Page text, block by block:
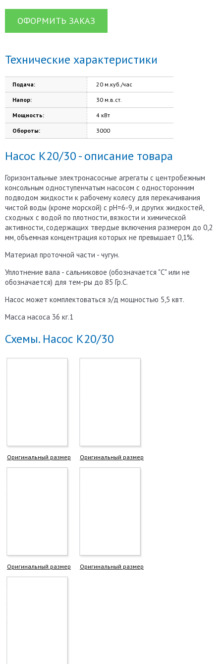
ОФОРМИТЬ ЗАКАЗ
Технические характеристики
Подача: 20 м.куб./час
Напор: 30 м.в.ст.
Мощность: 4 кВт
Обороты: 3000
Насос К20/30 - описание товара
Горизонтальные электронасосные агрегаты с центробежным
консольным одноступенчатым насосом с односторонним
подводом жидкости к рабочему колесу для перекачивания
чистой воды (кроме морской) с рН=6-9, и других жидкостей,
сходных с водой по плотности, вязкости и химической
активности, содержащих твердые включения размером до 0,2
мм, объемная концентрация которых не превышает 0,1%.
Материал проточной части - чугун.
Уплотнение вала - сальниковое (обозначается "С" или не
обозначается) для тем-ры до 85 Гр.С.
Насос может комплектоваться э/д мощностью 5,5 квт.
Масса насоса 36 кг.1
Схемы. Насос К20/30
Оригинальный размер Оригинальный размер
Оригинальный размер Оригинальный размер